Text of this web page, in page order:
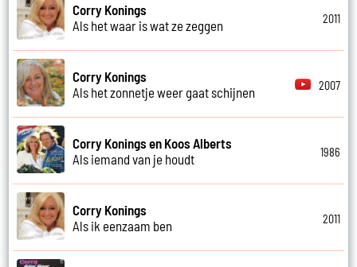
Corry Konings
Als het waar is wat ze zeggen
2011
Corry Konings
Als het zonnetje weer gaat schijnen
2007
Corry Konings en Koos Alberts
Als iemand van je houdt
1986
Corry Konings
Als ik eenzaam ben
2011